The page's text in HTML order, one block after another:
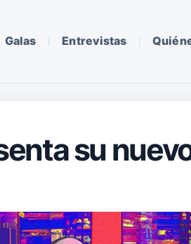
Galas Entrevistas
su